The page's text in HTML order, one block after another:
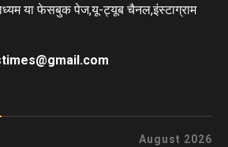
या फेसबुक पेज,यू-ट्यूब चैनल,इंस्टाग्राम
August 2026